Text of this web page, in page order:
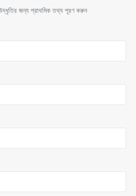
জন্য প্রাথমিক তথ্য পূরণ করুন